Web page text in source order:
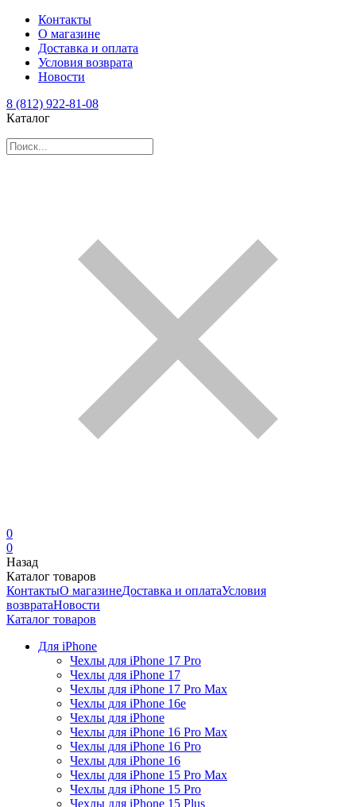
Контакты
О магазине
Доставка и оплата
Условия возврата
Новости
8 (812) 922-81-08
Каталог
0
0
Назад
Каталог товаров
КонтактыО магазинеДоставка и оплатаУсловия
возвратаНовости
Каталог товаров
Для iPhone
Чехлы для iPhone 17 Pro
Чехлы для iPhone 17
Чехлы для iPhone 17 Pro Max
Чехлы для iPhone 16e
Чехлы для iPhone
Чехлы для iPhone 16 Pro Max
Чехлы для iPhone 16 Pro
Чехлы для iPhone 16
Чехлы для iPhone 15 Pro Max
Чехлы для iPhone 15 Pro
Чехлы для iPhone 15 Plus